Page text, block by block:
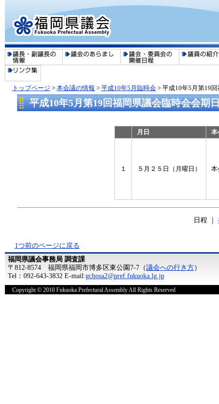
トップページ > 本会議の情報 > 平成10年5月臨時会> 平成10年5月第19
平成10年5月第19回福岡県議会臨時会会期
月日 本
１ ５月２５日（月曜日） 本
日程 ｜
1つ前のページに戻る
福岡県議会事務局 調査課
〒812-8574 福岡県福岡市博多区東公園7-7（議会への行き方）
Tel：092-643-3832 E-mail:gchosa2@pref.fukuoka.lg.jp
Copyright © 2010 Fukuoka Prefectural Assembly All Rights Reserved